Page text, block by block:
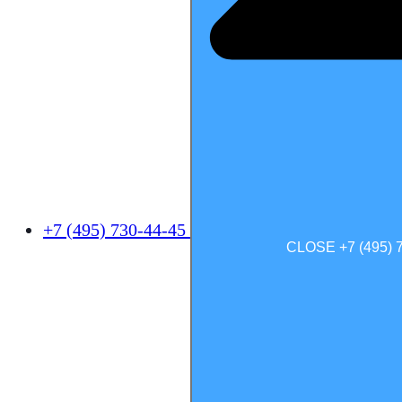
+7 (495) 730-44-45
CLOSE +7 (495)